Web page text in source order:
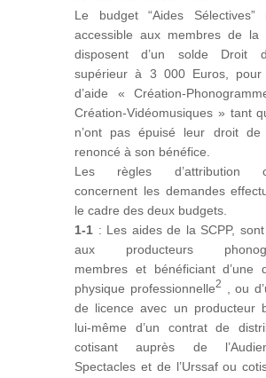
Le budget “Aides Sélectives”
accessible aux membres de la
disposent d’un solde Droit
supérieur à 3 000 Euros,
d’aide « Création-
Création-Vidéomusiques » tant
n’ont pas épuisé leur droit
renoncé à son bénéfice.
Les règles d’attribution
concernent les demandes
le cadre des deux budgets.
1-1 : Les aides de la SCPP,
aux producteurs
membres et bénéficiant d’une
physique professionnelle2
, ou
de licence avec un producteur
lui-même d’un contrat de
cotisant auprès de
Spectacles et de l’Urssaf ou